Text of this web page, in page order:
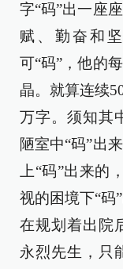
字“码”出一座
赋、勤奋和
可“码”，他的
晶。就算连续
万字。须知其
陋室中“码”出
上“码”出来的
视的困境下“码
在规划着出院
永烈先生，只